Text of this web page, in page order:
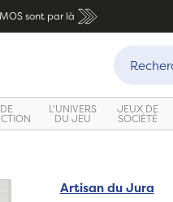
sont par là
L'UNIVERS
DU JEU
JEUX DE
SOCIÉTÉ
Artisan du Jura